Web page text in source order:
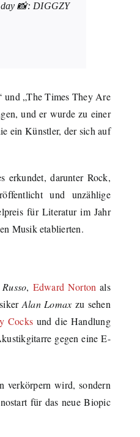
📸: DIGGZY
und „The Times They Are
und er wurde zu einer
ein Künstler, der sich auf
erkundet, darunter Rock,
und unzählige
für Literatur im Jahr
Musik etablierten.
, Edward Norton als
Alan Lomax zu sehen
Cocks und die Handlung
gegen eine E-
verkörpern wird, sondern
für das neue Biopic